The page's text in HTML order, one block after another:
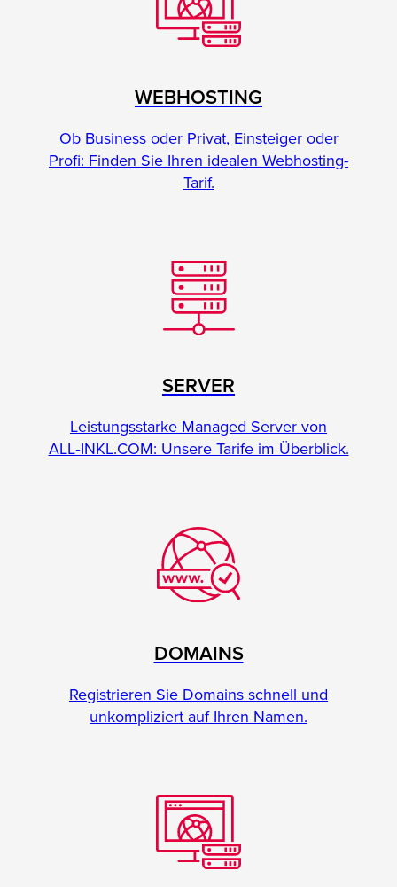
WEBHOSTING
Ob Business oder Privat, Einsteiger oder
Profi: Finden Sie Ihren idealen Webhosting-
Tarif.
SERVER
Leistungsstarke Managed Server von
ALL‑INKL.COM: Unsere Tarife im Überblick.
DOMAINS
Registrieren Sie Domains schnell und
unkompliziert auf Ihren Namen.